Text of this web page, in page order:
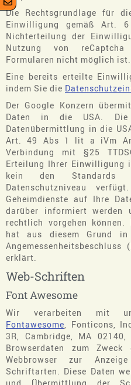
Die Rechtsgrundlage für
Einwilligung gemäß Art.
Nichterteilung der
Nutzung von
Formularen nicht möglich ist.
Eine bereits erteilte
indem Sie die
Der Google Konzern
Daten in die USA. Die
Datenübermittlung in die
Art. 49 Abs 1 lit a iVm
Verbindung mit §25
Erteilung Ihrer Einwilligung
kein den Standards
Datenschutzniveau
Geheimdienste auf Ihre
darüber informiert werden
rechtlich vorgehen können.
hat aus diesem Grund
erklärt.
Web-Schriften
Font Awesome
Wir verarbeiten mit
Fontawesome, Fonticons,
3R, Cambridge, MA 02140,
Browserdaten zum
Webbrowser zur
Schriftarten. Diese Daten